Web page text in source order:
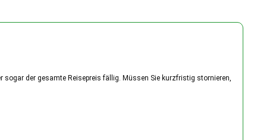
der gesamte Reisepreis fällig. Müssen Sie kurzfristig stornieren,